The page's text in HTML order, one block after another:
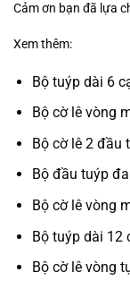
Cảm ơn bạn đã lựa
Xem thêm:
Bộ tuýp dài 6
Bộ cờ lê vòng
Bộ cờ lê 2 đầu
Bộ đầu tuýp
Bộ cờ lê vòng
Bộ tuýp dài 12
Bộ cờ lê vòng